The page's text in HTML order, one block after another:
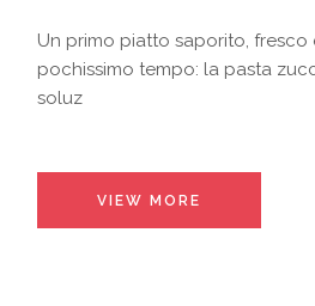
Un primo piatto saporito, fresco
pochissimo tempo: la pasta
soluz
VIEW MORE